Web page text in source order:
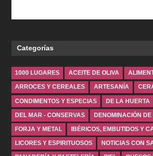
Categorías
1000 LUGARES ACEITE DE OLIVA
ARROCES Y CEREALES ARTESANÍA
CONDIMENTOS Y ESPECIAS DE LA HUERTA
DEL MAR - CONSERVAS DENOMINACIÓN DE
FORJA Y METAL IBÉRICOS, EMBUTIDOS Y
LICORES Y ESPIRITUOSOS NOTICIAS CON